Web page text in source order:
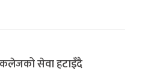
सेवा हटाइँदै